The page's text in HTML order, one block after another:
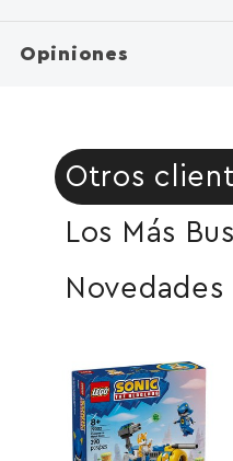
Opiniones
Otros
Los Más
Novedades